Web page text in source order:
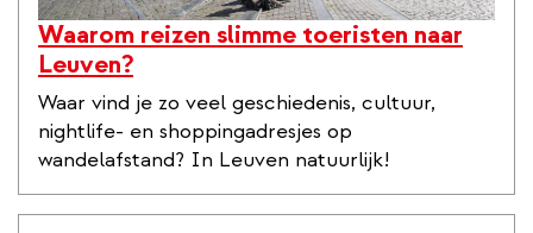
Waarom reizen slimme toeristen naar
Leuven?
Waar vind je zo veel geschiedenis, cultuur,
nightlife- en shoppingadresjes op
wandelafstand? In Leuven natuurlijk!